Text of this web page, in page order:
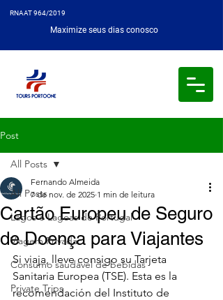
RNAAT 964/2019
Maximize seus dias conosco
Post
All Posts
Lagos e Lagoas de Portugal
Viagem Privada
Consumo saudável de bebidas
Private Trips
All Posts
Cartão Europeu de Seguro
de Doença para Viajantes
Fernando Almeida
7 de nov. de 2025 1 min de leitura
Si viaja, lleve consigo su Tarjeta
Sanitaria Europea (TSE). Esta es la
recomendación del Instituto de